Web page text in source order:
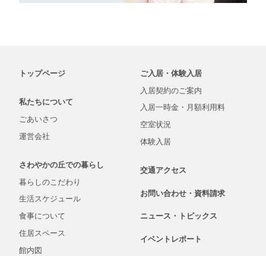
トップページ
私たちについて
ごあいさつ
運営会社
さわやかの丘での暮らし
暮らしのこだわり
生活スケジュール
食事について
住居スペース
館内図
ご入居・体験入居
入居契約のご案内
入居一時金・ 月額利用料
空室状況
体験入居
交通アクセス
お問い合わせ・ 資料請求
ニュース・ トピックス
イベントレポート